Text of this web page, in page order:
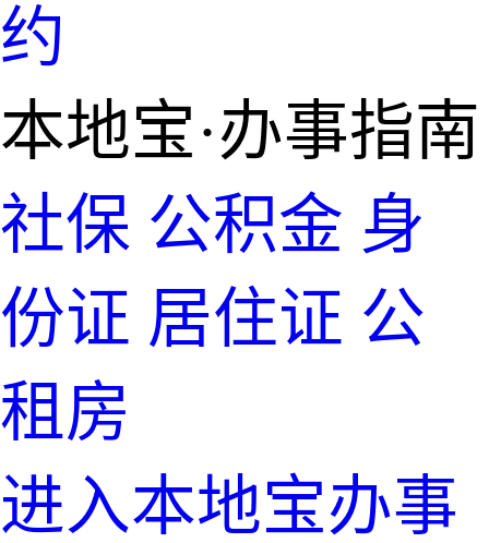
约
本地宝·办事指南
社保 公积金 身
份证 居住证 公
租房
进入本地宝办事